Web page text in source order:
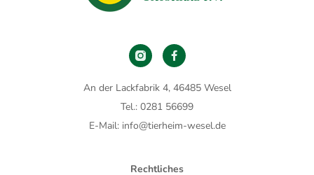
An der Lackfabrik 4, 46485 Wesel
Tel.: 0281 56699
E-Mail: info@tierheim-wesel.de
Rechtliches